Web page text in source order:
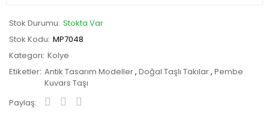
Stok Durumu Stokta Var
Stok Kodu MP7048
Kategori Kolye
Etiketler Antik Tasarım Modeller, Doğal Taşlı Takılar, Pembe
Kuvars Taşı
Paylaş: